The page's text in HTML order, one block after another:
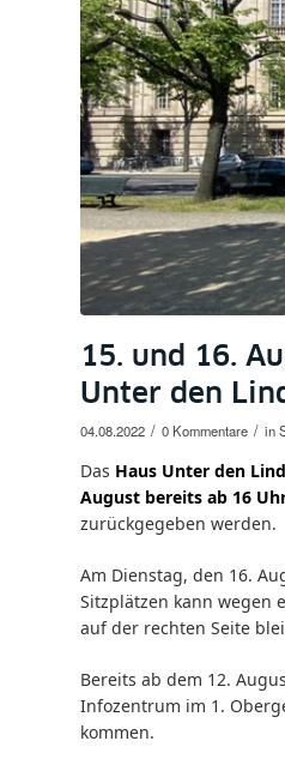
15. und 16.
Unter den
04.08.2022 / 0 Kommentare / in
Das Haus Unter den
August bereits ab 16
zurückgegeben werden.
Am Dienstag, den 16.
Sitzplätzen kann wegen
auf der rechten Seite
Bereits ab dem 12.
Infozentrum im 1.
kommen.